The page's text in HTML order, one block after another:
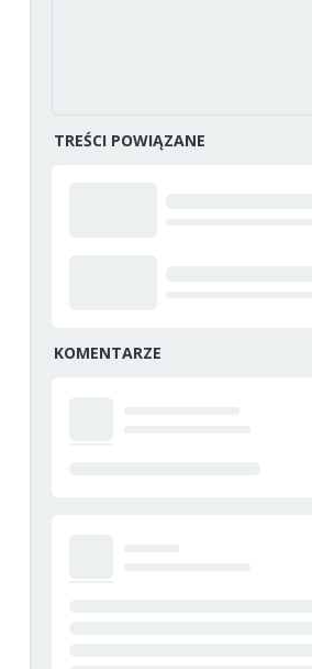
TREŚCI POWIĄZANE
KOMENTARZE